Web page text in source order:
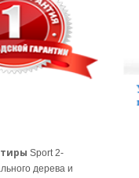
Sport 2-
дерева и